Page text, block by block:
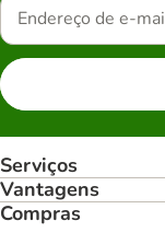
Serviços
Vantagens
Compras